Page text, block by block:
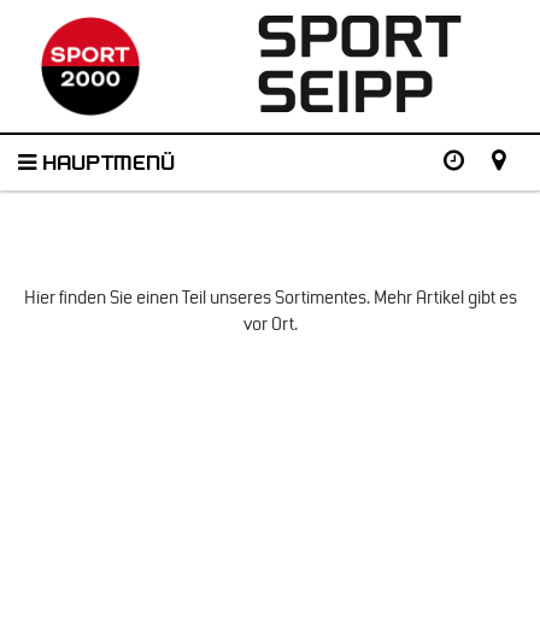
HAUPTMENÜ
Hier finden Sie einen Teil unseres Sortimentes. Mehr Artikel gibt es
vor Ort.